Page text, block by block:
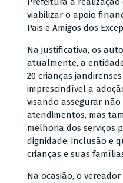
viabilizar o apoio
Pais e Amigos dos
Na justificativa, os
atualmente, a
20 crianças
imprescindível a
visando assegurar
atendimentos, mas
melhoria dos serviços
dignidade, inclusão e
crianças e suas
Na ocasião, o